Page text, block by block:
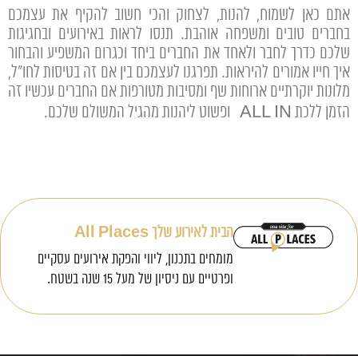
אתם כאן לשמוח, להנות, לצחוק והכי חשוב להקיף את עצמכם
בחברים טובים ומשפחה אוהבת. תנסו לראות באירועים ובחגיגות
שלכם כדרך לחבר ולאחד את החברים ביחד וכגרום המשפיע והבחור
איך חייו אמורים להיראות. תפרגנו לעצמכם בין אם זה בטיסות לחו"ל,
מלונות יוקרתיים ארוחות שף ומסיבות מטורפות אם החברים עכשיו זה
הזמן ללכת ALL IN ופשוט ליהנות מהגיל המשולם שלכם.
הבית לאירוע שלך All Places
מומחים בתכנון, ליווי והפקת אירועים עסקיים
ופרטיים עם ניסיון של מעל 15 שנה בשטח.